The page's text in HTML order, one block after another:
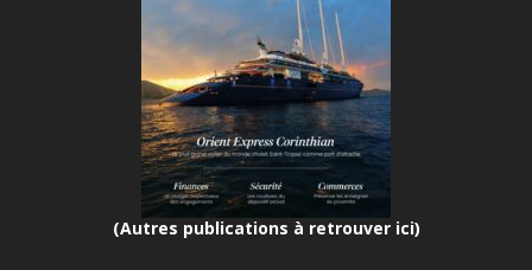
(Autres publications à retrouver ici)